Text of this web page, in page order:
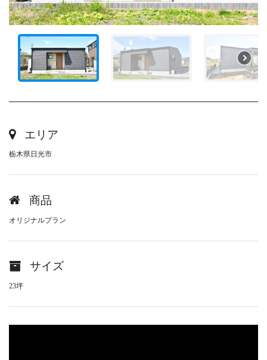
エリア
栃木県日光市
商品
オリジナルプラン
サイズ
23坪